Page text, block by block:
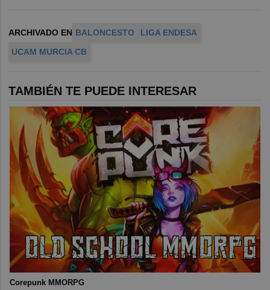
ARCHIVADO EN BALONCESTO
LIGA ENDESA
UCAM MURCIA CB
TAMBIÉN TE PUEDE INTERESAR
Corepunk MMORPG